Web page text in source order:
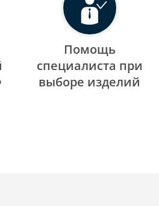
Помощь
специалиста при
выборе изделий